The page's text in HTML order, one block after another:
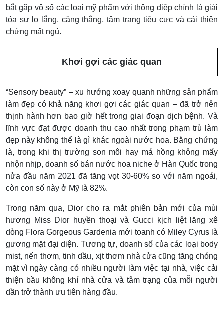
bắt gặp vô số các loại mỹ phẩm với thông điệp chính là giải
tỏa sự lo lắng, căng thẳng, tâm trạng tiêu cực và cải thiện
chứng mất ngủ.
Khơi gợi các giác quan
“Sensory beauty” – xu hướng xoay quanh những sản phẩm
làm đẹp có khả năng khơi gợi các giác quan – đã trở nên
thịnh hành hơn bao giờ hết trong giai đoạn dịch bệnh. Và
lĩnh vực đạt được doanh thu cao nhất trong phạm trù làm
đẹp này không thể là gì khác ngoài nước hoa. Bằng chứng
là, trong khi thị trường son môi hay má hồng không mấy
nhộn nhịp, doanh số bán nước hoa niche ở Hàn Quốc trong
nửa đầu năm 2021 đã tăng vọt 30-60% so với năm ngoái,
còn con số này ở Mỹ là 82%.
Trong năm qua, Dior cho ra mắt phiên bản mới của mùi
hương Miss Dior huyền thoại và Gucci kịch liệt lăng xê
dòng Flora Gorgeous Gardenia mới toanh có Miley Cyrus là
gương mặt đại diện. Tương tự, doanh số của các loại body
mist, nến thơm, tinh dầu, xịt thơm nhà cửa cũng tăng chóng
mặt vì ngày càng có nhiều người làm việc tại nhà, việc cải
thiện bầu không khí nhà cửa và tâm trạng của mỗi người
dần trở thành ưu tiên hàng đầu.